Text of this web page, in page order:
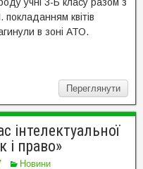
квітів
в зоні АТО.
Переглянути
інтелектуальної
і право»
Новини